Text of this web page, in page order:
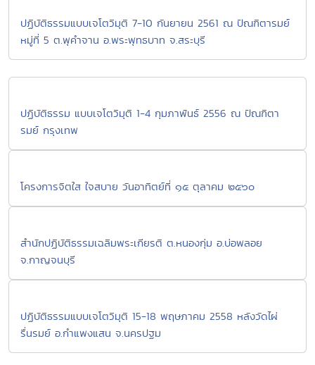
ปฏิบัติธรรมแบบเจโตวิมุติ 7-10 กันยายน 2561 ณ ปัณฑิตารมย์
หมู่ที่ 5 ต.พุคำจาน อ.พระพุทธบาท จ.สระบุรี
ปฏิบัติธรรม แบบเจโตวิมุติ 1-4 กุมภาพันธ์ 2556 ณ ปัณฑิตา
รมย์ กรุงเทพ
โครงการจิตใส ใจสบาย วันอาทิตย์ที่ ๑๕ ตุลาคม ๒๕๖๐
สำนักปฏิบัติธรรมเฉลิมพระเกียรติ ต.หนองกุ่ม อ.บ่อพลอย
จ.กาญจนบุรี
ปฏิบัติธรรมแบบเจโตวิมุติ 15-18 พฤษภาคม 2558 หลังวัดไผ่
รื่นรมย์ อ.กำแพงแสน จ.นครปฐม